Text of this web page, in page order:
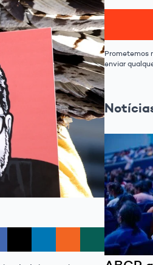
Prometemos
enviar